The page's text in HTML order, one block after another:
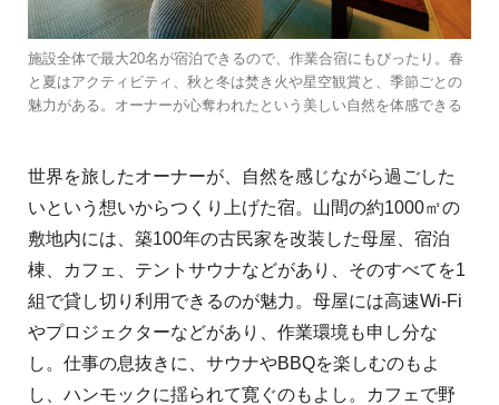
施設全体で最大20名が宿泊できるので、作業合宿にもぴったり。春
と夏はアクティビティ、秋と冬は焚き火や星空観賞と、季節ごとの
魅力がある。オーナーが心奪われたという美しい自然を体感できる
世界を旅したオーナーが、自然を感じながら過ごした
いという想いからつくり上げた宿。山間の約1000㎡の
敷地内には、築100年の古民家を改装した母屋、宿泊
棟、カフェ、テントサウナなどがあり、そのすべてを1
組で貸し切り利用できるのが魅力。母屋には高速Wi-Fi
やプロジェクターなどがあり、作業環境も申し分な
し。仕事の息抜きに、サウナやBBQを楽しむのもよ
し、ハンモックに揺られて寛ぐのもよし。カフェで野